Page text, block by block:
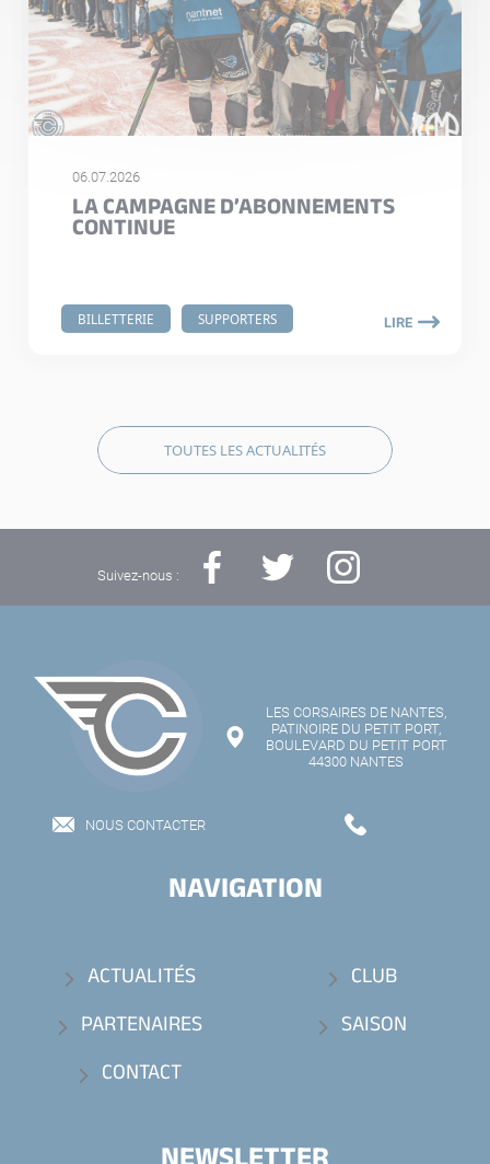
BILLETTERIE SUPPORTERS
06.07.2026
LA CAMPAGNE D’ABONNEMENTS
CONTINUE
LIRE
TOUTES LES ACTUALITÉS
Suivez-nous :
LES CORSAIRES DE NANTES,
PATINOIRE DU PETIT PORT,
BOULEVARD DU PETIT PORT
44300 NANTES
NOUS CONTACTER
NAVIGATION
ACTUALITÉS
CLUB
PARTENAIRES
SAISON
CONTACT